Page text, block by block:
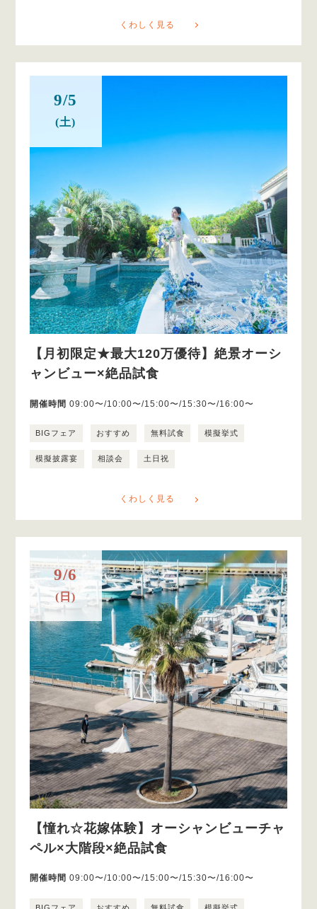
くわしく見る
9/5
(土)
【月初限定★最大120万優待】絶景オーシ
ャンビュー×絶品試食
開催時間 09:00〜/10:00〜/15:00〜/15:30〜/16:00〜
BIGフェア おすすめ 無料試食 模擬挙式
模擬披露宴 相談会 土日祝
くわしく見る
9/6
(日)
【憧れ☆花嫁体験】オーシャンビューチャ
ペル×大階段×絶品試食
開催時間 09:00〜/10:00〜/15:00〜/15:30〜/16:00〜
BIGフェア おすすめ 無料試食 模擬挙式